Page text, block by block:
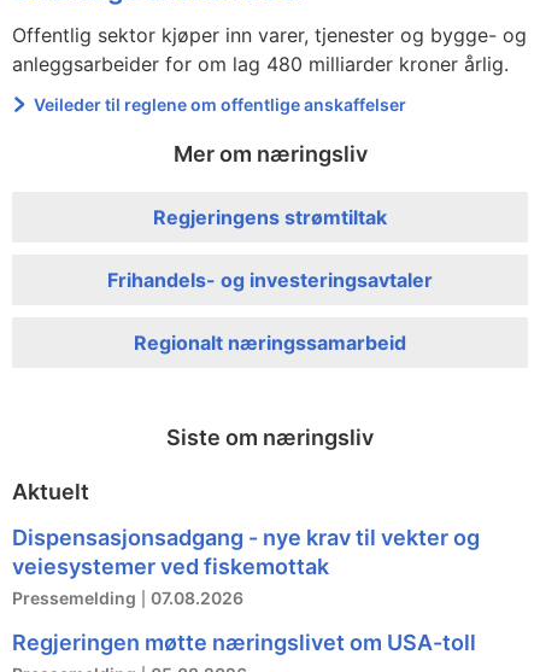
Offentlig sektor kjøper inn varer, tjenester og bygge- og
anleggsarbeider for om lag 480 milliarder kroner årlig.
Veileder til reglene om offentlige anskaffelser
Mer om næringsliv
Regjeringens strømtiltak
Frihandels- og investeringsavtaler
Regionalt næringssamarbeid
Siste om næringsliv
Aktuelt
Dispensasjonsadgang - nye krav til vekter og
veiesystemer ved fiskemottak
Pressemelding 07.08.2026
Regjeringen møtte næringslivet om USA-toll